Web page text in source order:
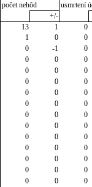
počet nehôd
usmrtení
+/-
13 1
0
1 0
0
0 -1
0
0 0
0
0 0
0
0 0
0
0 0
0
0 0
0
0 0
0
0 0
0
0 0
0
0 0
0
0 0
0
0 0
0
0 0
0